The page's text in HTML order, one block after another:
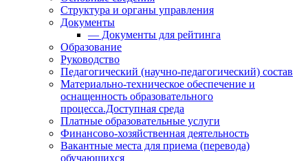
Структура и органы управления
Документы
— Документы для рейтинга
Образование
Руководство
Педагогический (научно-педагогический) состав
Материально-техническое обеспечение и
оснащенность образовательного
процесса.Доступная среда
Платные образовательные услуги
Финансово-хозяйственная деятельность
Вакантные места для приема (перевода)
обучающихся